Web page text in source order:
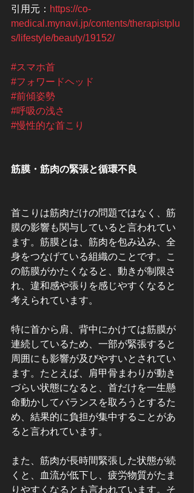
引用元： https://co-
medical.mynavi.jp/contents/therapistplu
s/lifestyle/beauty/19152/
#スマホ首
#フォワードヘッド
#前傾姿勢
#呼吸の浅さ
#慢性的な首こり
筋膜・筋肉の緊張と循環不良
首こりは筋肉だけの問題ではなく、筋
膜の影響も関与していると言われてい
ます。筋膜とは、筋肉を包み込み、全
身をつなげている組織のことです。こ
の筋膜がかたくなると、動きが制限さ
れ、違和感や張りを感じやすくなると
考えられています。
特に首から肩、背中にかけては筋膜が
連続しているため、一部が緊張すると
周囲にも影響が及びやすいとされてい
ます。たとえば、肩甲骨まわりが動き
づらい状態になると、首だけを一生懸
命動かしてバランスを取ろうとするた
め、結果的に負担が集中することがあ
ると言われています。
また、筋肉が長時間緊張した状態が続
くと、血流が低下し、疲労物質がたま
りやすくなるとも言われています。そ